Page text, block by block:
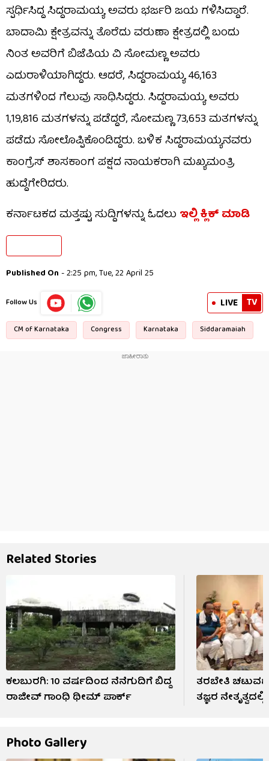
ಸ್ಪರ್ಧಿಸಿದ್ದ ಸಿದ್ದರಾಮಯ್ಯ ಅವರು ಭರ್ಜರಿ ಜಯ ಗಳಿಸಿದ್ದಾರೆ.
ಬಾದಾಮಿ ಕ್ಷೇತ್ರವನ್ನು ತೊರೆದು ವರುಣಾ ಕ್ಷೇತ್ರದಲ್ಲಿ ಬಂದು
ನಿಂತ ಅವರಿಗೆ ಬಿಜೆಪಿಯ ವಿ ಸೋಮಣ್ಣ ಅವರು
ಎದುರಾಳಿಯಾಗಿದ್ದರು. ಆದರೆ, ಸಿದ್ದರಾಮಯ್ಯ 46,163
ಮತಗಳಿಂದ ಗೆಲುವು ಸಾಧಿಸಿದ್ದರು. ಸಿದ್ದರಾಮಯ್ಯ ಅವರು
1,19,816 ಮತಗಳನ್ನು ಪಡೆದ್ದರೆ, ಸೋಮಣ್ಣ 73,653 ಮತಗಳನ್ನು
ಪಡೆದು ಸೋಲೊಪ್ಪಿಕೊಂಡಿದ್ದರು. ಬಳಿಕ ಸಿದ್ದರಾಮಯ್ಯನವರು
ಕಾಂಗ್ರೆಸ್ ಶಾಸಕಾಂಗ ಪಕ್ಷದ ನಾಯಕರಾಗಿ ಮಖ್ಯಮಂತ್ರಿ
ಹುದ್ದೆಗೇರಿದರು.
ಕರ್ನಾಟಕದ ಮತ್ತಷ್ಟು ಸುದ್ದಿಗಳನ್ನು ಓದಲು ಇಲ್ಲಿ ಕ್ಲಿಕ್ ಮಾಡಿ
Published On - 2:25 pm, Tue, 22 April 25
Follow Us LIVE TV
CM of Karnataka Congress Karnataka Siddaramaiah
Related Stories
ಕಲಬುರಗಿ: 10 ವರ್ಷದಿಂದ ನೆನೆಗುದಿಗೆ ಬಿದ್ದ
ರಾಜೀವ್ ಗಾಂಧಿ ಥೀಮ್ ಪಾರ್ಕ್
ತರಬೇತಿ
ತಜ್ಞರ
Photo Gallery